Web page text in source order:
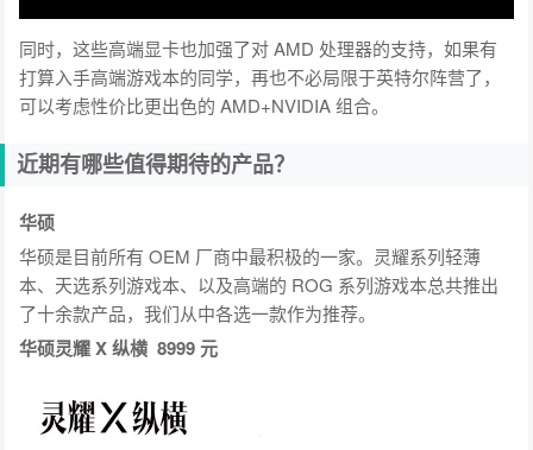
同时，这些高端显卡也加强了对 AMD 处理器的支持，如果有
打算入手高端游戏本的同学，再也不必局限于英特尔阵营了，
可以考虑性价比更出色的 AMD+NVIDIA 组合。
近期有哪些值得期待的产品？
华硕
华硕是目前所有 OEM 厂商中最积极的一家。灵耀系列轻薄
本、天选系列游戏本、以及高端的 ROG 系列游戏本总共推出
了十余款产品，我们从中各选一款作为推荐。
华硕灵耀 X 纵横 8999 元